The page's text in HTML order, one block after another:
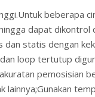
beberapa
dapat
statis dengan
loop tertutup
pemosisian